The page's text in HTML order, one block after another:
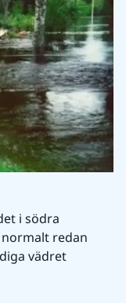
i södra
redan
vädret